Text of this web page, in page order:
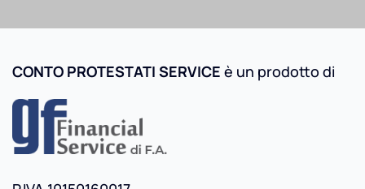
CONTO PROTESTATI SERVICE è un prodotto di